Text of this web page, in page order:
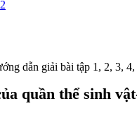
dẫn giải bài tập 1, 2, 3,
quần thể sinh